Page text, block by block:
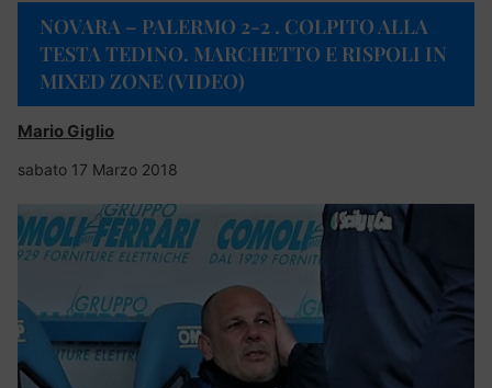
NOVARA – PALERMO 2-2 . COLPITO ALLA
TESTA TEDINO. MARCHETTO E RISPOLI IN
MIXED ZONE (VIDEO)
Mario Giglio
sabato 17 Marzo 2018